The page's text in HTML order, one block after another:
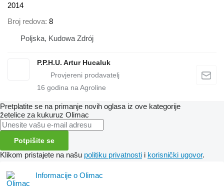
2014
Broj redova 8
Poljska, Kudowa Zdrój
P.P.H.U. Artur Hucaluk
16 godina na Agroline
Pretplatite se na primanje novih oglasa iz ove kategorije
žetelice za kukuruz Olimac
Potpišite se
Klikom pristajete na našu politiku privatnosti i korisnički ugovor.
Informacije o Olimac